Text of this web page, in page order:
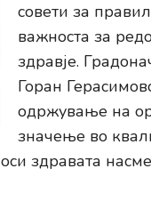
совети за
важноста за
здравје.
Горан
одржување на
значење во
здравата